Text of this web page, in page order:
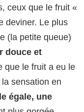
ceux que le fruit «
deviner. Le plus
(la petite queue)
douce et
que le fruit a eu le
sensation en
égale, une